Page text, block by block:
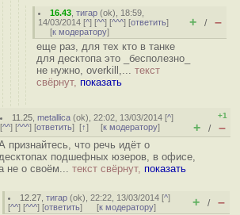
16.43 ,тигар (ok), 18:59,
14/03/2014 [^] [^^] [^^^] [ответить]
[к модератору]
+ / –
еще раз, для тех кто в танке
для десктопа это _бесполезно_
не нужно, overkill,... текст
свёрнут, показать
11.25 ,metallica (ok), 22:02, 13/03/2014 [^]
[^^] [^^^] [ответить] [↑] [к модератору]
+1
+ / –
признайтесь, что речь идёт о
подшефных юзеров, в офисе,
не о своём... текст свёрнут, показать
12.27 ,тигар (ok), 22:22, 13/03/2014 [^]
[^^] [^^^] [ответить] [к модератору] + / –